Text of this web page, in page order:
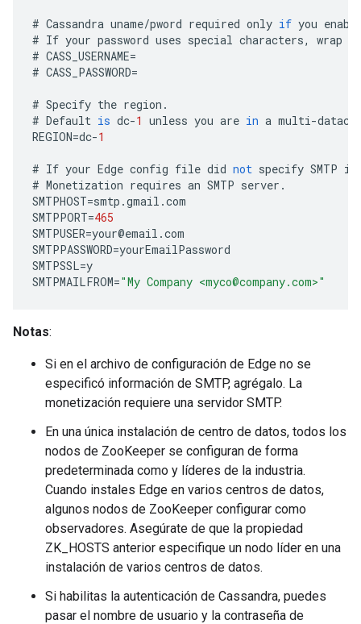
# Cassandra uname/pword required only if you
# If your password uses special characters, wrap
# CASS_USERNAME=
# CASS_PASSWORD=
# Specify the region .
# Default is dc-1 unless you are in a multi-
REGION=dc-1
# If your Edge config file did not specify SMTP
# Monetization requires an SMTP server .
SMTPHOST=smtp .gmail .com
SMTPPORT=465
SMTPUSER=your@email .com
SMTPPASSWORD=yourEmailPassword
SMTPSSL=y
SMTPMAILFROM="My Company <myco@company.com>"
Notas:
Si en el archivo de configuración de Edge no se
especificó información de SMTP, agrégalo. La
monetización requiere una servidor SMTP.
En una única instalación de centro de datos, todos los
nodos de ZooKeeper se configuran de forma
predeterminada como y líderes de la industria.
Cuando instales Edge en varios centros de datos,
algunos nodos de ZooKeeper configurar como
observadores. Asegúrate de que la propiedad
ZK_HOSTS anterior especifique un nodo líder en una
instalación de varios centros de datos.
Si habilitas la autenticación de Cassandra, puedes
pasar el nombre de usuario y la contraseña de